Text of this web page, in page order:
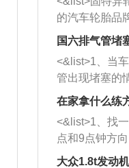
的汽车轮胎品
牌，但是中高
也是为了更好
国六排气管堵
<&list>1、当
管出现堵塞的
者是细棍，直
堵塞情况比较
施。 <&list>2
杂物推到排气
三元催化器拆
在家拿什么练
<&list>1、找
点和9点钟方
方向做一个标
大众1.8t发动